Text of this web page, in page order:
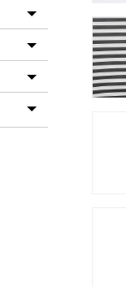
Toggle menu
Toggle menu
Toggle menu
Toggle menu